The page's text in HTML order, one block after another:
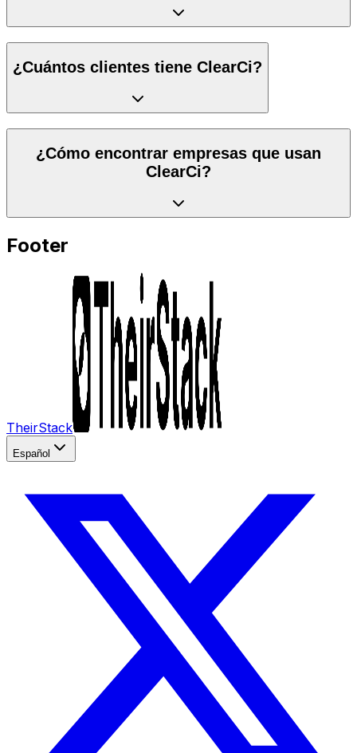
¿Cuántos clientes tiene ClearCi?
¿Cómo encontrar empresas que usan
ClearCi?
Footer
TheirStack
Español